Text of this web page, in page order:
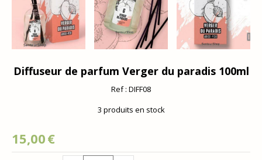
Diffuseur de parfum Verger du paradis 100ml
Ref : DIFF08
15,00€
3 produits en stock